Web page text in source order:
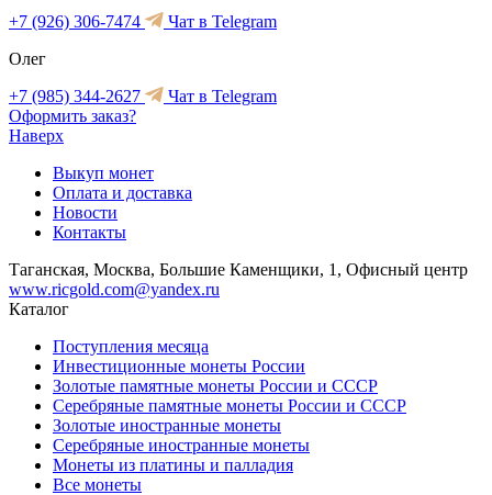
+7 (926) 306-7474
Чат в Telegram
Олег
+7 (985) 344-2627
Чат в Telegram
Оформить заказ?
Наверх
Выкуп монет
Оплата и доставка
Новости
Контакты
Таганская, Москва, Большие Каменщики, 1, Офисный центр
www.ricgold.com@yandex.ru
Каталог
Поступления месяца
Инвестиционные монеты России
Золотые памятные монеты России и СССР
Серебряные памятные монеты России и СССР
Золотые иностранные монеты
Серебряные иностранные монеты
Монеты из платины и палладия
Все монеты